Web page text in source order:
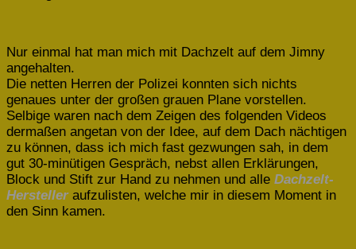
Nur einmal hat man mich mit Dachzelt auf dem Jimny
angehalten.
Die netten Herren der Polizei konnten sich nichts
genaues unter der großen grauen Plane vorstellen.
Selbige waren nach dem Zeigen des folgenden Videos
dermaßen angetan von der Idee, auf dem Dach nächtigen
zu können, dass ich mich fast gezwungen sah, in dem
gut 30-minütigen Gespräch, nebst allen Erklärungen,
Block und Stift zur Hand zu nehmen und alle Dachzelt-
Herstelleraufzulisten, welche mir in diesem Moment in
den Sinn kamen.